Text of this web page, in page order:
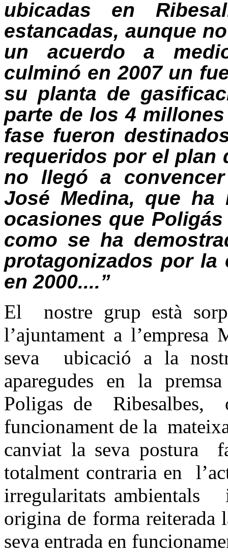
ubicadas en
estancadas, aunque
un acuerdo a
culminó en 2007 un
su planta de
parte de los 4
fase fueron
requeridos por el plan
no llegó a
José Medina, que ha
ocasiones que
como se ha
protagonizados por la
en 2000....”
El nostre grup està
l’ajuntament a
seva ubicació a la
aparegudes en la
Poligas de Ribesalbes,
funcionament de la
canviat la seva postura
totalment contraria en
irregularitats ambientals
origina de forma reiterada
seva entrada en